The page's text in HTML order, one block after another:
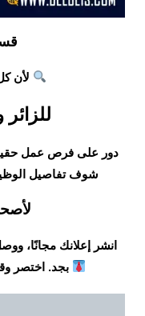
للزائر
دور على فرص عمل
شوف تفاصيل
انشر إعلانك مجانًا،
بجد. اختصر وقت التوظيف وخليك دايمًا متجدد